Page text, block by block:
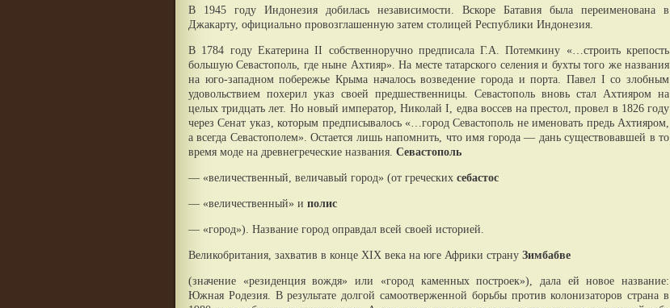
В 1945 году Индонезия добилась независимости. Вскоре Батавия была переименована в
Джакарту, официально провозглашенную затем столицей Республики Индонезия.
В 1784 году Екатерина II собственноручно предписала Г.А. Потемкину «…строить крепость
большую Севастополь, где ныне Ахтияр». На месте татарского селения и бухты того же названия
на юго-западном побережье Крыма началось возведение города и порта. Павел I со злобным
удовольствием похерил указ своей предшественницы. Севастополь вновь стал Ахтияром на
целых тридцать лет. Но новый император, Николай I, едва воссев на престол, провел в 1826 году
через Сенат указ, которым предписывалось «…город Севастополь не именовать предь Ахтияром,
а всегда Севастополем». Остается лишь напомнить, что имя города — дань существовавшей в то
время моде на древнегреческие названия. Севастополь
— «величественный, величавый город» (от греческих себастос
— «величественный» и полис
— «город»). Название город оправдал всей своей историей.
Великобритания, захватив в конце XIX века на юге Африки страну Зимбабве
(значение «резиденция вождя» или «город каменных построек»), дала ей новое название:
Южная Родезия. В результате долгой самоотверженной борьбы против колонизаторов страна в